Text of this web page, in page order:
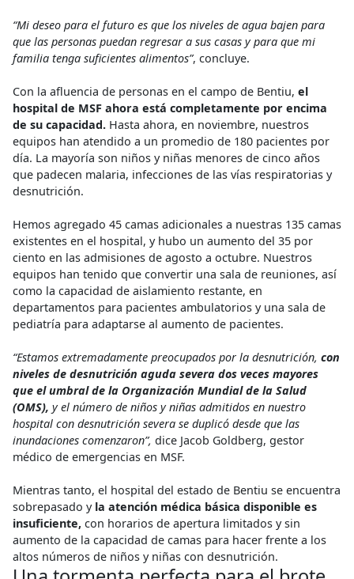
“Mi deseo para el futuro es que los niveles de agua bajen para
que las personas puedan regresar a sus casas y para que mi
familia tenga suficientes alimentos”, concluye.
Con la afluencia de personas en el campo de Bentiu, el
hospital de MSF ahora está completamente por encima
de su capacidad. Hasta ahora, en noviembre, nuestros
equipos han atendido a un promedio de 180 pacientes por
día. La mayoría son niños y niñas menores de cinco años
que padecen malaria, infecciones de las vías respiratorias y
desnutrición.
Hemos agregado 45 camas adicionales a nuestras 135 camas
existentes en el hospital, y hubo un aumento del 35 por
ciento en las admisiones de agosto a octubre. Nuestros
equipos han tenido que convertir una sala de reuniones, así
como la capacidad de aislamiento restante, en
departamentos para pacientes ambulatorios y una sala de
pediatría para adaptarse al aumento de pacientes.
“Estamos extremadamente preocupados por la desnutrición, con
niveles de desnutrición aguda severa dos veces mayores
que el umbral de la Organización Mundial de la Salud
(OMS), y el número de niños y niñas admitidos en nuestro
hospital con desnutrición severa se duplicó desde que las
inundaciones comenzaron”, dice Jacob Goldberg, gestor
médico de emergencias en MSF.
Mientras tanto, el hospital del estado de Bentiu se encuentra
sobrepasado y la atención médica básica disponible es
insuficiente, con horarios de apertura limitados y sin
aumento de la capacidad de camas para hacer frente a los
altos números de niños y niñas con desnutrición.